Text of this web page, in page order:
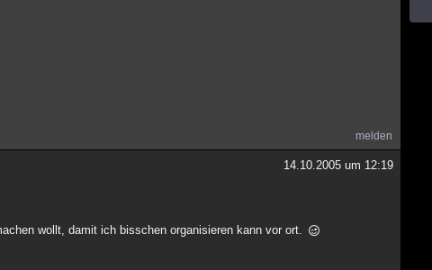
melden
14.10.2005 um 12:19
wollt, damit ich bisschen organisieren kann vor ort.